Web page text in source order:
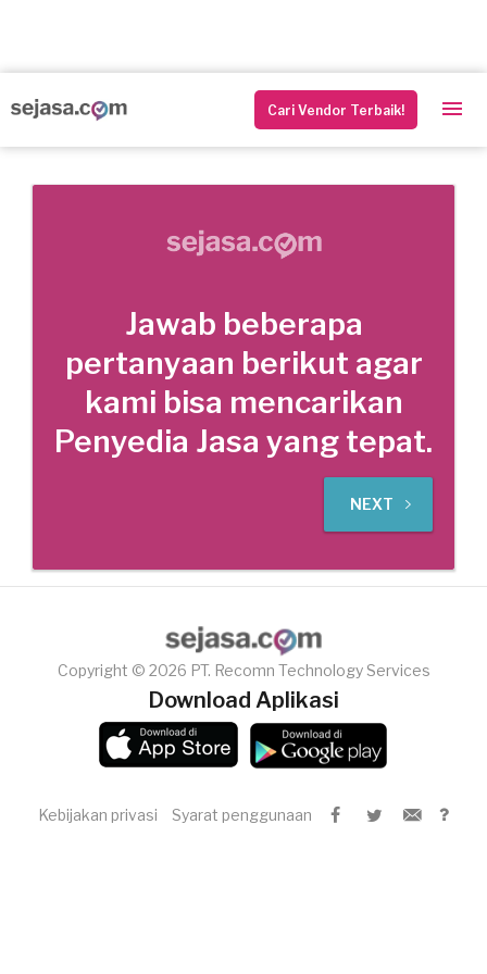
Cari Vendor Terbaik!
Jawab beberapa
pertanyaan berikut agar
kami bisa mencarikan
Penyedia Jasa yang tepat.
NEXT
Copyright © 2026 PT. Recomn Technology Services
Download Aplikasi
Kebijakan privasi Syarat penggunaan